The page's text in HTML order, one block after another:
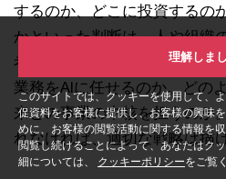
このサイトでは、クッキーを使用して、
促資料をお客様に提供し、お客様の興味
めに、お客様の閲覧活動に関する情報を
閲覧し続けることによって、あなたはク
細については、 クッキーポリシーをご覧
理解しま
するのか、どこに投資するの
かといった判断は、人や組織
考えることができません。ど
業務をAIに任せるのか。どの
来どの事業の中核を担うのか
れなければ、適切な戦略は描